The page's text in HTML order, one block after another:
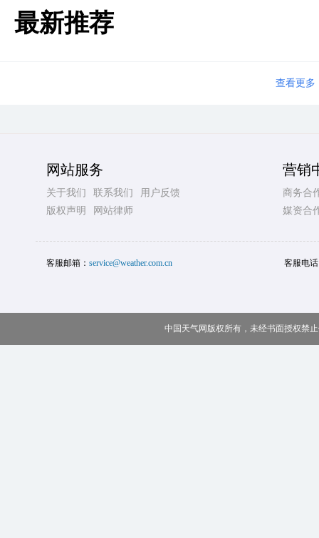
最新推荐
查看更多
网站服务
关于我们 联系我们
用户反馈
版权声明
网站律师
营销
商务合
媒资合
客服邮箱： service@weather.com.cn 客服电
中国天气网版权所有，未经书面授权